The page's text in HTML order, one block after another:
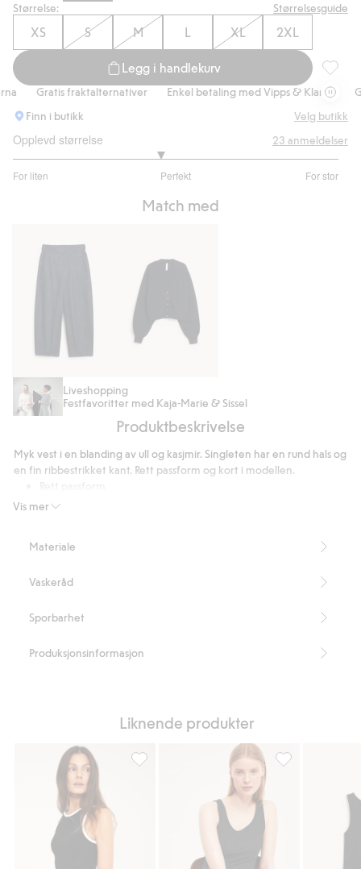
Størrelse: Størrelsesguide
XS S M L XL 2XL
Legg i handlekurv
Gratis fraktalternativer Enkel betaling med Vipps & Klarna
Finn i butikk
Velg butikk
Opplevd størrelse
For liten Perfekt For stor
av
stemmer
23 anmeldelser
Match med
Pull-
on
Cardigan
i
ull-
kasjmirblanding
Liveshopping
Festfavoritter med Kaja-Marie & Sissel
Produktbeskrivelse
Vis mer
Myk vest i en blanding av ull og kasjmir. Singleten har en rund hals og
en fin ribbestrikket kant. Rett passform og kort i modellen.
Kort i modellen
Del av et sett
Inneholder 70 % sertifisert ull
RWS Certified Wool Blend
Materiale
Vaskeråd
Sporbarhet
Produksjonsinformasjon
Liknende produkter
Ribbet singlet med kontrastkanter, Legg